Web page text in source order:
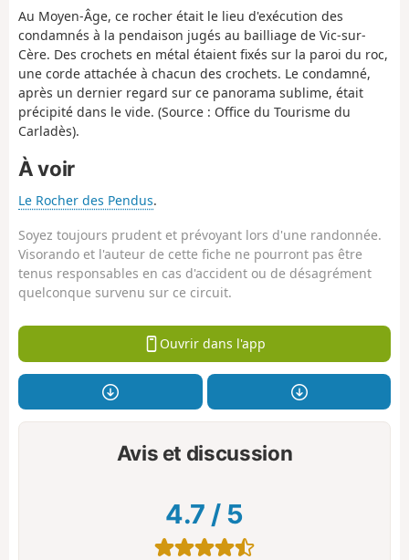
Au Moyen-Âge, ce rocher était le lieu d'exécution des
condamnés à la pendaison jugés au bailliage de Vic-sur-
Cère. Des crochets en métal étaient fixés sur la paroi du roc,
une corde attachée à chacun des crochets. Le condamné,
après un dernier regard sur ce panorama sublime, était
précipité dans le vide. (Source : Office du Tourisme du
Carladès).
À voir
Le Rocher des Pendus.
Soyez toujours prudent et prévoyant lors d'une randonnée.
Visorando et l'auteur de cette fiche ne pourront pas être
tenus responsables en cas d'accident ou de désagrément
quelconque survenu sur ce circuit.
Ouvrir dans l'app
Avis et discussion
4.7 / 5